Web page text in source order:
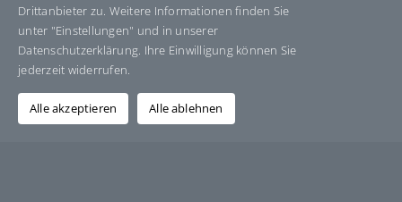
Über den Autor: Grafik-Design-Jutta-Sucker
Drittanbieter zu. Weitere Informationen finden Sie
unter "Einstellungen" und in unserer
Datenschutzerklärung. Ihre Einwilligung können Sie
jederzeit widerrufen.
Alle akzeptieren Alle ablehnen